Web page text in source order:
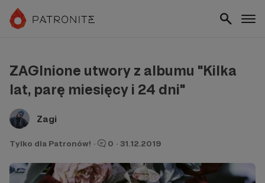
ZAGInione utwory z albumu "Kilka
lat, parę miesięcy i 24 dni"
Zagi
Tylko dla Patronów! · 0 · 31.12.2019